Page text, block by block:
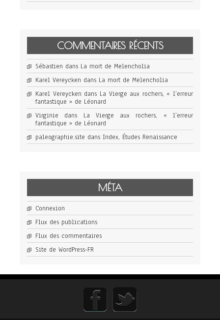
COMMENTAIRES RÉCENTS
Sébastien dans La mort de Melencholia
Karel Vereycken dans La mort de Melencholia
Karel Vereycken dans La Vierge aux rochers, « l’erreur
fantastique » de Léonard
Virginie dans La Vierge aux rochers, « l’erreur
fantastique » de Léonard
paleographie.site dans Index, Études Renaissance
MÉTA
Connexion
Flux des publications
Flux des commentaires
Site de WordPress-FR